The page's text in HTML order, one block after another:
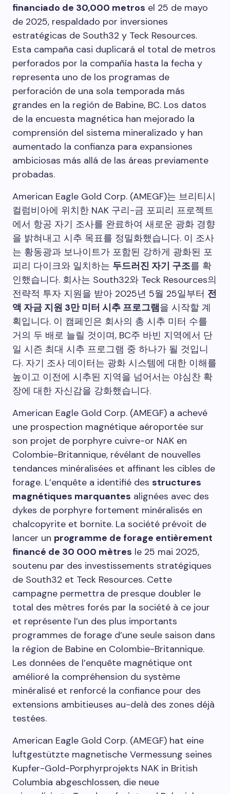
financiado de 30,000 metros el 25 de mayo
de 2025, respaldado por inversiones
estratégicas de South32 y Teck Resources.
Esta campaña casi duplicará el total de metros
perforados por la compañía hasta la fecha y
representa uno de los programas de
perforación de una sola temporada más
grandes en la región de Babine, BC. Los datos
de la encuesta magnética han mejorado la
comprensión del sistema mineralizado y han
aumentado la confianza para expansiones
ambiciosas más allá de las áreas previamente
probadas.
American Eagle Gold Corp. (AMEGF)는 브리티시
컬럼비아에 위치한 NAK 구리-금 포피리 프로젝트
에서 항공 자기 조사를 완료하여 새로운 광화 경향
을 밝혀내고 시추 목표를 정밀화했습니다. 이 조사
는 황동광과 보나이트가 포함된 강하게 광화된 포
피리 다이크와 일치하는 두드러진 자기 구조를 확
인했습니다. 회사는 South32와 Teck Resources의
전략적 투자 지원을 받아 2025년 5월 25일부터 전
액 자금 지원 3만 미터 시추 프로그램을 시작할 계
획입니다. 이 캠페인은 회사의 총 시추 미터 수를
거의 두 배로 늘릴 것이며, BC주 바빈 지역에서 단
일 시즌 최대 시추 프로그램 중 하나가 될 것입니
다. 자기 조사 데이터는 광화 시스템에 대한 이해를
높이고 이전에 시추된 지역을 넘어서는 야심찬 확
장에 대한 자신감을 강화했습니다.
American Eagle Gold Corp. (AMEGF) a achevé
une prospection magnétique aéroportée sur
son projet de porphyre cuivre-or NAK en
Colombie-Britannique, révélant de nouvelles
tendances minéralisées et affinant les cibles de
forage. L’enquête a identifié des structures
magnétiques marquantes alignées avec des
dykes de porphyre fortement minéralisés en
chalcopyrite et bornite. La société prévoit de
lancer un programme de forage entièrement
financé de 30 000 mètres le 25 mai 2025,
soutenu par des investissements stratégiques
de South32 et Teck Resources. Cette
campagne permettra de presque doubler le
total des mètres forés par la société à ce jour
et représente l’un des plus importants
programmes de forage d’une seule saison dans
la région de Babine en Colombie-Britannique.
Les données de l’enquête magnétique ont
amélioré la compréhension du système
minéralisé et renforcé la confiance pour des
extensions ambitieuses au-delà des zones déjà
testées.
American Eagle Gold Corp. (AMEGF) hat eine
luftgestützte magnetische Vermessung seines
Kupfer-Gold-Porphyrprojekts NAK in British
Columbia abgeschlossen, die neue